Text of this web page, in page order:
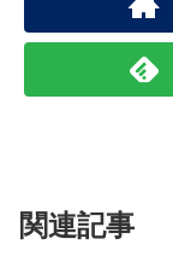
関連記事